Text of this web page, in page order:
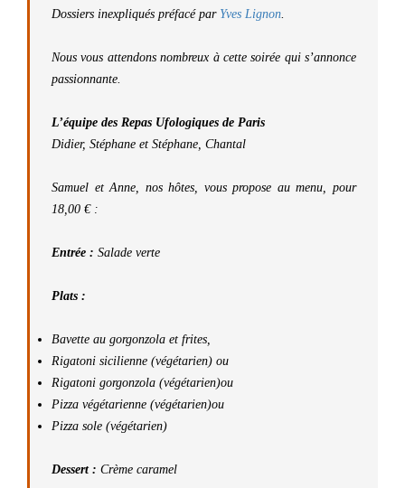
Dossiers inexpliqués préfacé par Yves Lignon.
Nous vous attendons nombreux à cette soirée qui s’annonce
passionnante.
L’équipe des Repas Ufologiques de Paris
Didier, Stéphane et Stéphane, Chantal
Samuel et Anne, nos hôtes, vous propose au menu, pour
18,00 € :
Entrée : Salade verte
Plats :
Bavette au gorgonzola et frites,
Rigatoni sicilienne (végétarien) ou
Rigatoni gorgonzola (végétarien)ou
Pizza végétarienne (végétarien)ou
Pizza sole (végétarien)
Dessert : Crème caramel